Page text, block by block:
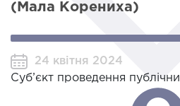
(Мала Корениха)
24 квітня 2024
Суб’єкт проведення